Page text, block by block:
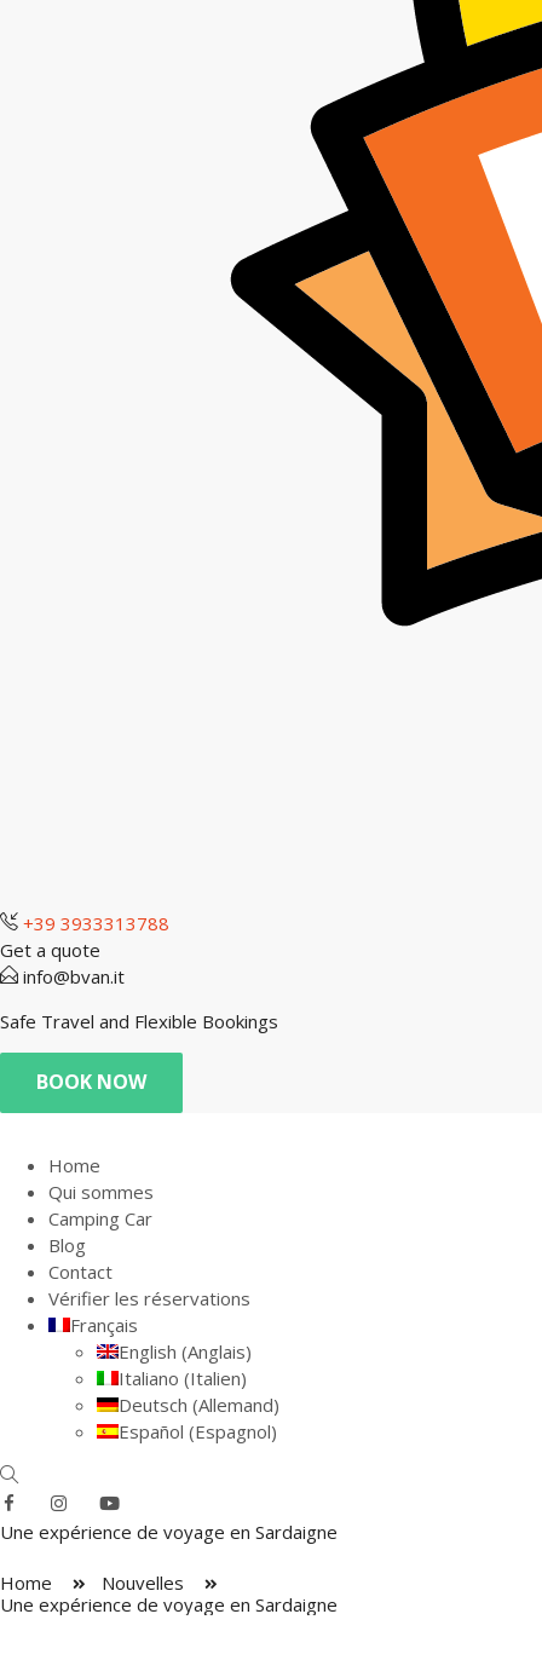
+39 3933313788
Get a quote
info@bvan.it
Safe Travel and Flexible Bookings
BOOK NOW
Home
Qui sommes
Camping Car
Blog
Contact
Vérifier les réservations
Français
English (Anglais)
Italiano (Italien)
Deutsch (Allemand)
Español (Espagnol)
Une expérience de voyage en Sardaigne
Home
Nouvelles
Une expérience de voyage en Sardaigne